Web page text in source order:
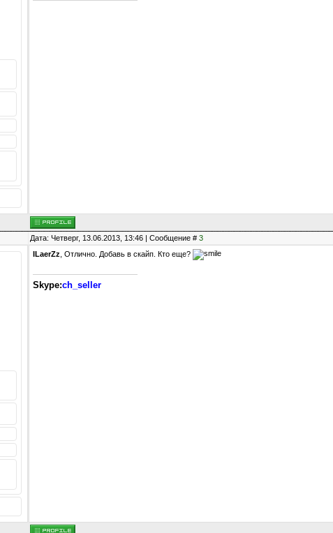
Дата: Четверг, 13.06.2013, 13:46 | Сообщение # 3
ILaerZz , Отлично. Добавь в скайп. Кто еще?
Skype:ch_seller